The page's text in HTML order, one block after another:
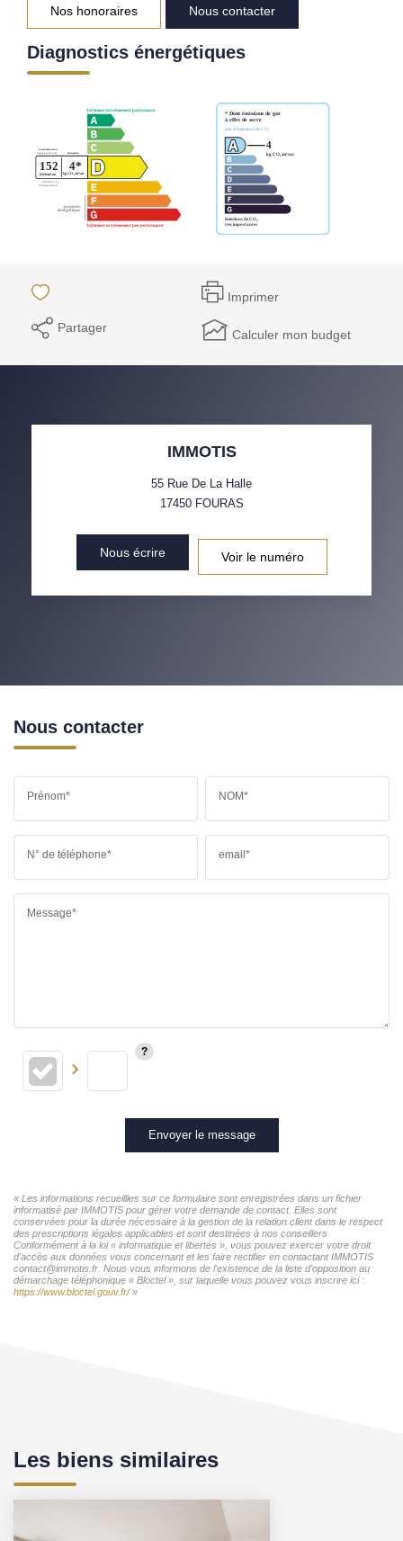
Nos honoraires Nous contacter
Diagnostics énergétiques
Imprimer
Partager Calculer mon budget
IMMOTIS
55 Rue De La Halle
17450 FOURAS
Nous écrire Voir le numéro
Nous contacter
Prénom* NOM*
N° de téléphone* email*
Message*
Envoyer le message
« Les informations recueillies sur ce formulaire sont enregistrées dans un fichier
informatisé par IMMOTIS pour gérer votre demande de contact. Elles sont
conservées pour la durée nécessaire à la gestion de la relation client dans le respect
des prescriptions légales applicables et sont destinées à nos conseillers
Conformément à la loi « informatique et libertés », vous pouvez exercer votre droit
d'accès aux données vous concernant et les faire rectifier en contactant IMMOTIS
contact@immotis.fr. Nous vous informons de l'existence de la liste d'opposition au
démarchage téléphonique « Bloctel », sur laquelle vous pouvez vous inscrire ici :
https://www.bloctel.gouv.fr/»
Les biens similaires